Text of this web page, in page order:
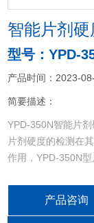
智能片剂
型号：YPD-
产品时间：2023-
简要描述：
YPD-350N智能片
片剂硬度的检测在
作用，YPD-350N
产品咨询